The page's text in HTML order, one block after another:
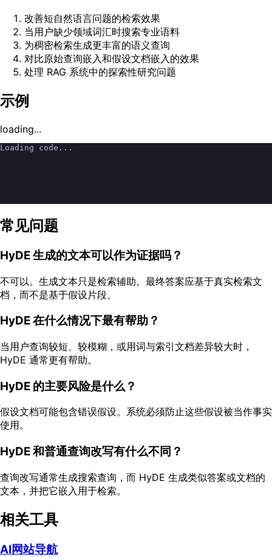
改善短自然语言问题的检索效果
当用户缺少领域词汇时搜索专业语料
为稠密检索生成更丰富的语义查询
对比原始查询嵌入和假设文档嵌入的效果
处理 RAG 系统中的探索性研究问题
示例
loading...
Loading code...
常见问题
HyDE 生成的文本可以作为证据吗？
不可以。生成文本只是检索辅助。最终答案应基于真实检索文
档，而不是基于假设片段。
HyDE 在什么情况下最有帮助？
当用户查询较短、较模糊，或用词与索引文档差异较大时，
HyDE 通常更有帮助。
HyDE 的主要风险是什么？
假设文档可能包含错误假设。系统必须防止这些假设被当作事实
使用。
HyDE 和普通查询改写有什么不同？
查询改写通常生成搜索查询，而 HyDE 生成类似答案或文档的
文本，并把它嵌入用于检索。
相关工具
AI网站导航